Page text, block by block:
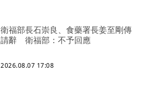
衛福部長石崇良、食藥署長姜至剛傳
請辭 衛福部：不予回應
2026.08.07 17:08